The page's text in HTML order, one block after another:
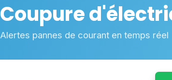
Coupure
Alertes pannes de courant en temps réel